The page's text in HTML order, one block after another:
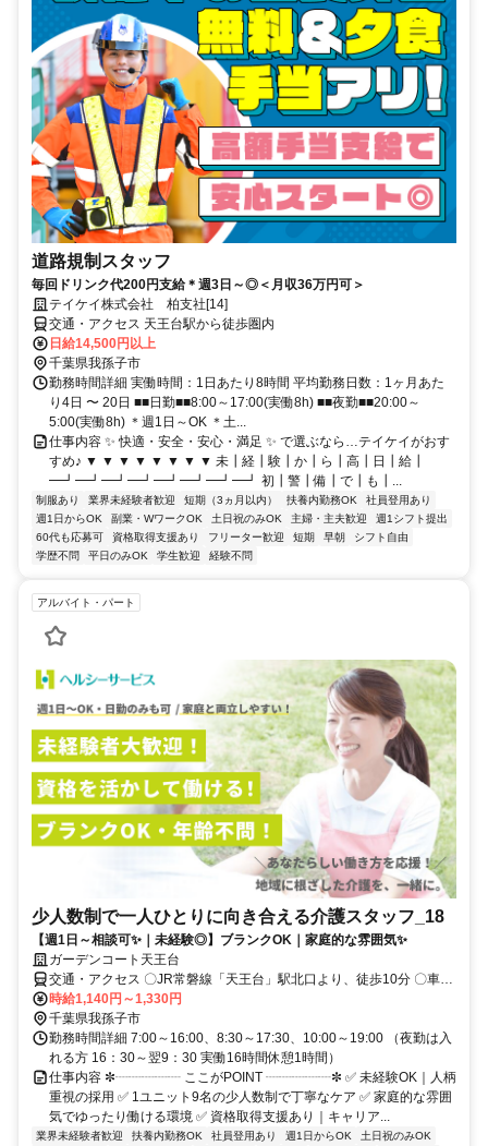
道路規制スタッフ
毎回ドリンク代200円支給＊週3日～◎＜月収36万円可＞
テイケイ株式会社 柏支社[14]
交通・アクセス 天王台駅から徒歩圏内
日給14,500円以上
千葉県我孫子市
勤務時間詳細 実働時間：1日あたり8時間 平均勤務日数：1ヶ月あた
り4日 〜 20日 ■■日勤■■8:00～17:00(実働8h) ■■夜勤■■20:00～
5:00(実働8h) ＊週1日～OK ＊土...
仕事内容 ✨ 快適・安全・安心・満足 ✨ で選ぶなら…テイケイがおす
すめ♪ ▼ ▼ ▼ ▼ ▼ ▼ ▼ ▼ 未┃経┃験┃か┃ら┃高┃日┃給┃
━┛━┛━┛━┛━┛━┛━┛━┛ 初┃警┃備┃で┃も┃...
制服あり 業界未経験者歓迎 短期（3ヵ月以内） 扶養内勤務OK
社員登用あり
週1日からOK
副業・WワークOK 土日祝のみOK 主婦・主夫歓迎
週1シフト提出
60代も応募可
資格取得支援あり フリーター歓迎 短期 早朝
シフト自由
学歴不問
平日のみOK 学生歓迎 経験不問
アルバイト・パート
少人数制で一人ひとりに向き合える介護スタッフ_18
【週1日～相談可✨｜未経験◎】ブランクOK｜家庭的な雰囲気✨
ガーデンコート天王台
交通・アクセス 〇JR常磐線「天王台」駅北口より、徒歩10分 〇車通
勤可・バイク通勤可(駐車場完備) ※営業所によって異なります。気に
なる際は遠慮なくご連絡ください。
時給1,140円～1,330円
千葉県我孫子市
勤務時間詳細 7:00～16:00、8:30～17:30、10:00～19:00 （夜勤は入
れる方 16：30～翌9：30 実働16時間休憩1時間）
仕事内容 ✼┈┈┈┈┈ ここがPOINT ┈┈┈┈┈✼ ✅ 未経験OK｜人柄
重視の採用 ✅ 1ユニット9名の少人数制で丁寧なケア ✅ 家庭的な雰囲
気でゆったり働ける環境 ✅ 資格取得支援あり｜キャリア...
業界未経験者歓迎 扶養内勤務OK 社員登用あり 週1日からOK
土日祝のみOK